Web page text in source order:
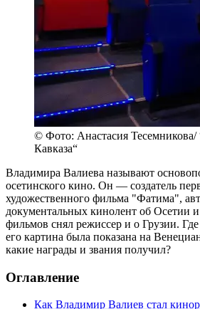
© Фото: Анастасия Тесемникова/
Кавказа“
Владимира Валиева называют
осетинского кино. Он — создатель
художественного фильма "Фатима",
документальных кинолент об Осетии
фильмов снял режиссер и о Грузии.
его картина была показана на
какие награды и звания получил?
Оглавление
Как Владимир Валиев стал